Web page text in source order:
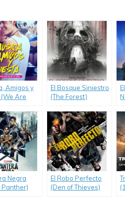
Amigos y
Are
El Bosque Siniestro
(The Forest)
Negra
Panther)
El Robo Perfecto
(Den of Thieves)